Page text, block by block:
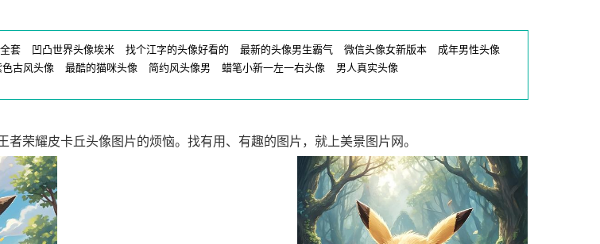
套 凹凸世界头像埃米 找个江字的头像好看的 最新的头像男生霸气 微信头像女新版本
成年男性头像
色古风头像 最酷的猫咪头像 简约风头像男 蜡笔小新一左一右头像
男人真实头像
荣耀皮卡丘头像图片的烦恼。找有用、有趣的图片，就上美景图片网。
王者荣耀皮卡丘头像